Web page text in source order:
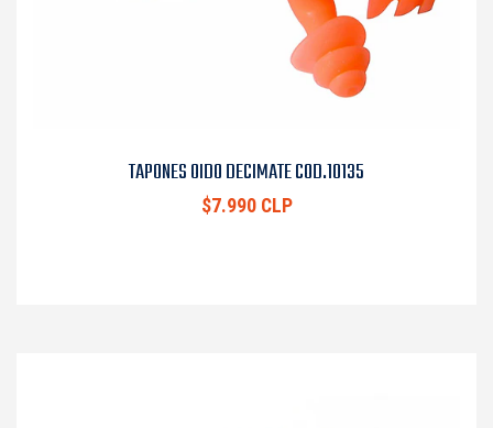
TAPONES OIDO DECIMATE COD.10135
$7.990 CLP